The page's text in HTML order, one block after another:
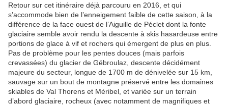
Retour sur cet itinéraire déjà parcouru en 2016, et qui
s’accommode bien de l’enneigement faible de cette saison, à la
différence de la face ouest de l’Aiguille de Péclet dont la fonte
glaciaire semble avoir rendu la descente à skis hasardeuse entre
portions de glace à vif et rochers qui émergent de plus en plus.
Pas de problème pour les pentes douces (mais parfois
crevassées) du glacier de Gébroulaz, descente décidément
majeure du secteur, longue de 1700 m de dénivelée sur 15 km,
sauvage sur un bout de montagne préservé entre les domaines
skiables de Val Thorens et Méribel, et variée sur un terrain
d’abord glaciaire, rocheux (avec notamment de magnifiques et